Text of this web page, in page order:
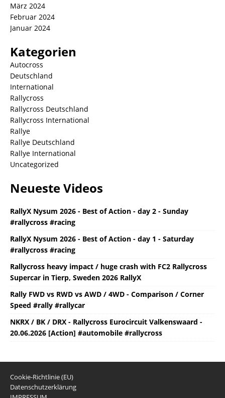
März 2024
Februar 2024
Januar 2024
Kategorien
Autocross
Deutschland
International
Rallycross
Rallycross Deutschland
Rallycross International
Rallye
Rallye Deutschland
Rallye International
Uncategorized
Neueste Videos
RallyX Nysum 2026 - Best of Action - day 2 - Sunday
#rallycross #racing
RallyX Nysum 2026 - Best of Action - day 1 - Saturday
#rallycross #racing
Rallycross heavy impact / huge crash with FC2 Rallycross
Supercar in Tierp, Sweden 2026 RallyX
Rally FWD vs RWD vs AWD / 4WD - Comparison / Corner
Speed #rally #rallycar
NKRX / BK / DRX - Rallycross Eurocircuit Valkenswaard -
20.06.2026 [Action] #automobile #rallycross
Cookie-Richtlinie (EU)
Datenschutzerklärung